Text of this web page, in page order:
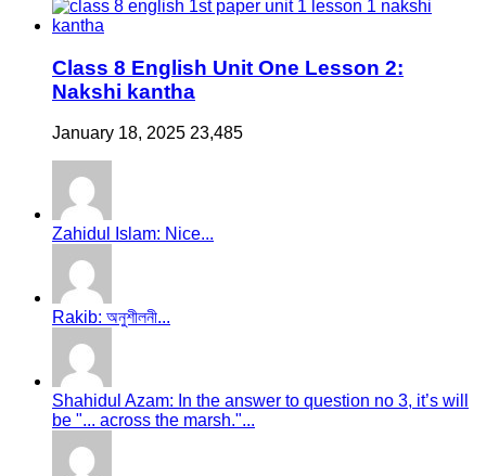
Class 8 English Unit One Lesson 2:
Nakshi kantha
January 18, 2025 23,485
Zahidul Islam: Nice...
Rakib: অনুশীলনী...
Shahidul Azam: In the answer to question no 3, it’s will
be "... across the marsh."...